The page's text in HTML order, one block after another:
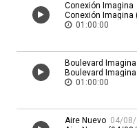
Conexión Imagina
Conexión Imagina
01:00:00
Boulevard Imagina
Boulevard
01:00:00
Aire Nuevo 04/